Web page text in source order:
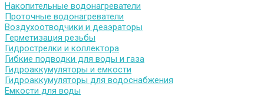
Накопительные водонагреватели
Проточные водонагреватели
Воздухоотводчики и деаэраторы
Герметизация резьбы
Гидрострелки и коллектора
Гибкие подводки для воды и газа
Гидроаккумуляторы и емкости
Гидроаккумуляторы для водоснабжения
Емкости для воды